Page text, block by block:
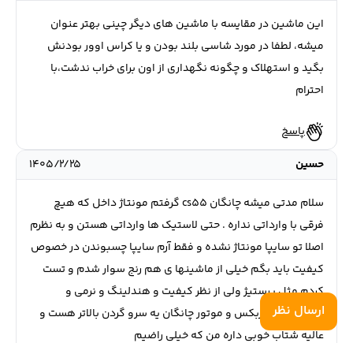
این ماشین در مقایسه با ماشین های دیگر چینی بهتر عنوان
میشه، لطفا در مورد شاسی بلند بودن و یا کراس اوور بودنش
بگید و استهلاک و چگونه نگهداری از اون برای خراب ندشت،با
احترام
پاسخ
حسین
۱۴۰۵/۲/۲۵
سلام مدتی میشه چانگان cs55 گرفتم مونتاژ داخل که هیچ
فرقی با وارداتی نداره . حتی لاستیک ها وارداتی هستن و به نظرم
اصلا تو سایپا مونتاژ نشده و فقط آرم سایپا چسبوندن در خصوص
کیفیت باید بگم خیلی از ماشینها ی هم رنج سوار شدم و تست
کردم مثل پرستیژ ولی از نظر کیفیت و هندلینگ و نرمی و
هماهنگی گیربکس و موتور چانگان یه سرو گردن بالاتر هست و
عالیه شتاب خوبی داره من که خیلی راضیم
ارسال نظر